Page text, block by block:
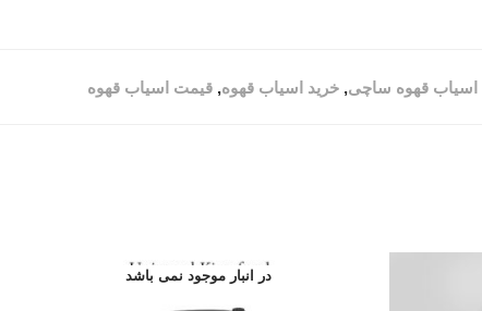
اسیاب قهوه ساچی, خرید اسیاب قهوه, قیمت اسیاب قهوه